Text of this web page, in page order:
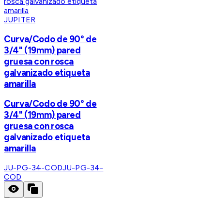
JUPITER
Curva/Codo de 90° de
3/4" (19mm) pared
gruesa con rosca
galvanizado etiqueta
amarilla
Curva/Codo de 90° de
3/4" (19mm) pared
gruesa con rosca
galvanizado etiqueta
amarilla
JU-PG-34-CODJU-PG-34-
COD